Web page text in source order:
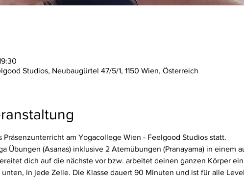
Studios, Neubaugürtel 47/5/1, 1150 Wien, Österreich
Präsenzunterricht am Yogacollege Wien - Feelgood Studios statt.
Übungen (Asanas) inklusive 2 Atemübungen (Pranayama) in einem
dich auf die nächste vor bzw. arbeitet deinen ganzen Körper
in jede Zelle. Die Klasse dauert 90 Minuten und ist für alle